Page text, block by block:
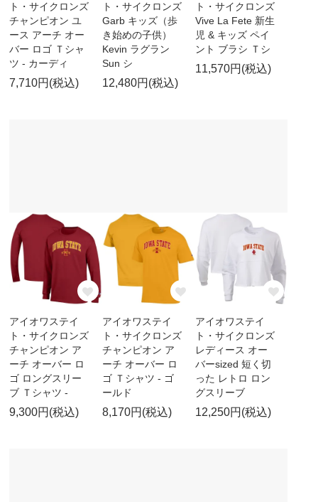
ト・サイクロンズ
チャンピオン ユ
ース アーチ オー
バー ロゴ Ｔシャ
ツ - カーディ
7,710円(税込)
ト・サイクロンズ
Garb キッズ（歩
き始めの子供）
Kevin ラグラン
Sun シ
12,480円(税込)
ト・サイクロンズ
Vive La Fete 新生
児 & キッズ ペイ
ント ブラシ Ｔシ
11,570円(税込)
アイオワステイ
ト・サイクロンズ
チャンピオン ア
ーチ オーバー ロ
ゴ ロングスリー
ブ Ｔシャツ -
9,300円(税込)
アイオワステイ
ト・サイクロンズ
チャンピオン ア
ーチ オーバー ロ
ゴ Ｔシャツ - ゴ
ールド
8,170円(税込)
アイオワステイ
ト・サイクロンズ
レディース オー
バーsized 短く切
った レトロ ロン
グスリーブ
12,250円(税込)